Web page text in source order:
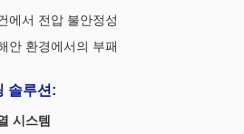
에서 전압 불안정성
안 환경에서의 부패
솔루션:
시스템